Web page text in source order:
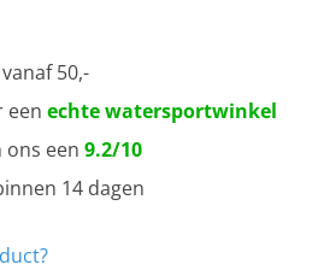
vanaf 50,-
een echte watersportwinkel
ons een 9.2/10
14 dagen